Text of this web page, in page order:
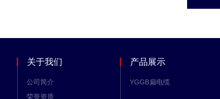
关于我们
公司简介
荣誉资质
产品展示
YGGB扁电缆